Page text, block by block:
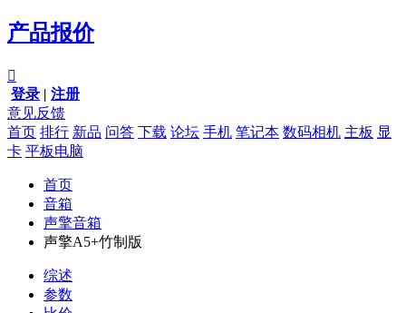
产品报价

登录 | 注册
意见反馈
首页 排行 新品 问答 下载 论坛 手机 笔记本 数码相机 主板 显
卡 平板电脑
首页
音箱
声擎音箱
声擎A5+竹制版
综述
参数